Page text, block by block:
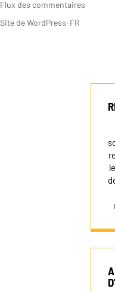
Flux des commentaires
Site de WordPress-FR